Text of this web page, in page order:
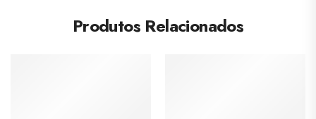
Produtos Relacionados